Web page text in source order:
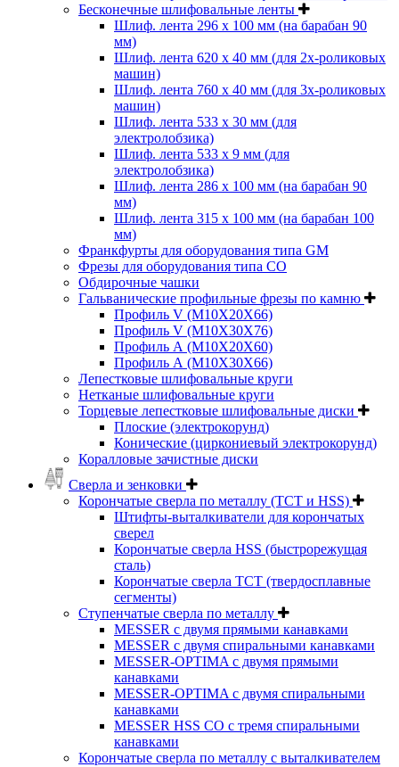
Бесконечные шлифовальные ленты
Шлиф. лента 296 х 100 мм (на барабан 90
мм)
Шлиф. лента 620 х 40 мм (для 2х-роликовых
машин)
Шлиф. лента 760 х 40 мм (для 3х-роликовых
машин)
Шлиф. лента 533 х 30 мм (для
электролобзика)
Шлиф. лента 533 х 9 мм (для
электролобзика)
Шлиф. лента 286 х 100 мм (на барабан 90
мм)
Шлиф. лента 315 х 100 мм (на барабан 100
мм)
Франкфурты для оборудования типа GM
Фрезы для оборудования типа СО
Обдирочные чашки
Гальванические профильные фрезы по камню
Профиль V (M10X20X66)
Профиль V (M10X30X76)
Профиль А (М10Х20Х60)
Профиль А (М10Х30Х66)
Лепестковые шлифовальные круги
Нетканые шлифовальные круги
Торцевые лепестковые шлифовальные диски
Плоские (электрокорунд)
Конические (циркониевый электрокорунд)
Коралловые зачистные диски
Сверла и зенковки
Корончатые сверла по металлу (TCT и HSS)
Штифты-выталкиватели для корончатых
сверел
Корончатые сверла HSS (быстрорежущая
сталь)
Корончатые сверла TCT (твердосплавные
сегменты)
Ступенчатые сверла по металлу
MESSER с двумя прямыми канавками
MESSER с двумя спиральными канавками
MESSER-OPTIMA с двумя прямыми
канавками
MESSER-OPTIMA с двумя спиральными
канавками
MESSER HSS CО с тремя спиральными
канавками
Корончатые сверла по металлу c выталкивателем